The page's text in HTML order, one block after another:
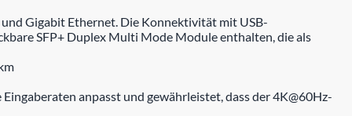
Gigabit Ethernet. Die Konnektivität mit USB-
SFP+ Duplex Multi Mode Module enthalten, die als
anpasst und gewährleistet, dass der 4K@60Hz-